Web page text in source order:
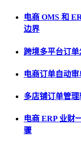
电商 OMS 和
边界
跨境多平台订
电商订单自动
多店铺订单管
电商 ERP 业财
骤